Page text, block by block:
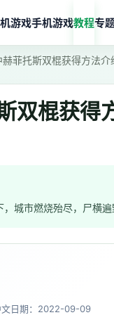
游戏手机游戏教程专
赫菲托斯双棍获得方法介
双棍获得
城市燃烧殆尽，尸横
日期：2022-09-09